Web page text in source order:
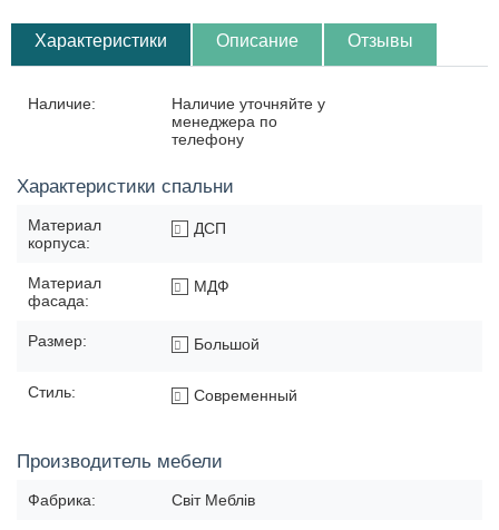
Характеристики Описание Отзывы
Наличие:
Наличие уточняйте у
менеджера по
телефону
Характеристики спальни
Материал
корпуса:
ДСП
Материал
фасада:
МДФ
Размер: Большой
Стиль: Современный
Производитель мебели
Фабрика: Світ Меблів